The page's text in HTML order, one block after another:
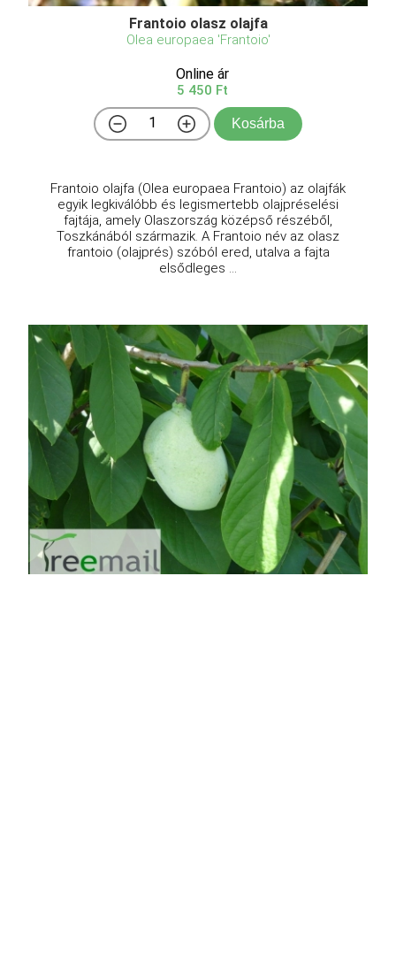
Frantoio olasz olajfa
Olea europaea 'Frantoio'
Online ár
5 450 Ft
Kosárba
Frantoio olajfa (Olea europaea Frantoio) az olajfák
egyik legkiválóbb és legismertebb olajpréselési
fajtája, amely Olaszország középső részéből,
Toszkánából származik. A Frantoio név az olasz
frantoio (olajprés) szóból ered, utalva a fajta
elsődleges ...